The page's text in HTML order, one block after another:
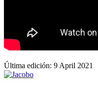
Última edición: 9 April 2021